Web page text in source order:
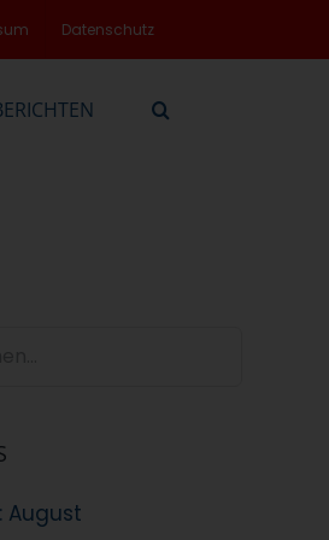
Datenschutz
August
Dialog geschlossen. Seine